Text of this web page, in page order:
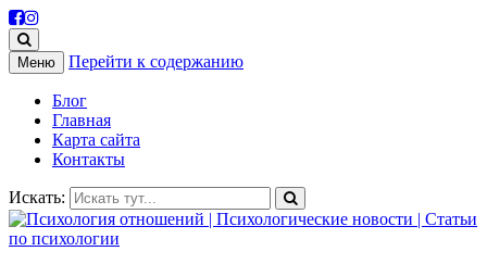
Меню Перейти к содержанию
Блог
Главная
Карта сайта
Контакты
Искать: